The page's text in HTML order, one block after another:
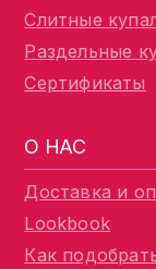
Слитные
Раздельные
О НАС
Доставка и
Lookbook
Как
Сертификаты